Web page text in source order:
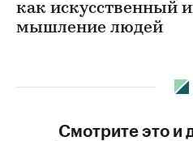
как искусственный
мышление людей
Смотрите это и